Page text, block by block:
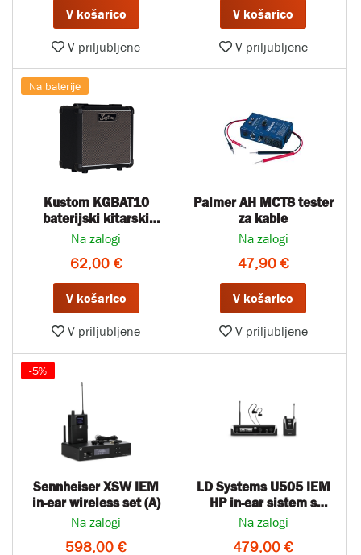
V košarico
V priljubljene
V košarico
V priljubljene
Kustom KGBAT10
baterijski kitarski
ojačevalnik
Na zalogi
62,00 €
V košarico
V priljubljene
Na baterije
Palmer AH MCT8 tester
za kable
Na zalogi
47,90 €
V košarico
V priljubljene
Sennheiser XSW IEM
in-ear wireless set (A)
Na zalogi
598,00 €
-5%
LD Systems U505 IEM
HP in-ear sistem s
slušalkami
Na zalogi
479,00 €